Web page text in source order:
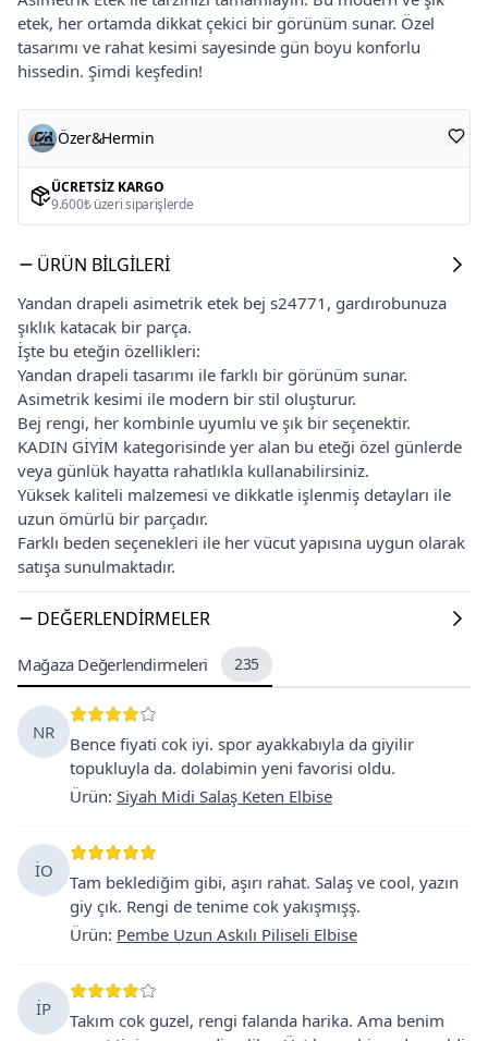
etek, her ortamda dikkat çekici bir görünüm sunar. Özel
tasarımı ve rahat kesimi sayesinde gün boyu konforlu
hissedin. Şimdi keşfedin!
Özer&Hermin
ÜCRETSIZ KARGO
9.600₺ üzeri siparişlerde
ÜRÜN BILGILERI
Yandan drapeli asimetrik etek bej s24771, gardırobunuza
şıklık katacak bir parça.
İşte bu eteğin özellikleri:
Yandan drapeli tasarımı ile farklı bir görünüm sunar.
Asimetrik kesimi ile modern bir stil oluşturur.
Bej rengi, her kombinle uyumlu ve şık bir seçenektir.
KADIN GİYİM kategorisinde yer alan bu eteği özel günlerde
veya günlük hayatta rahatlıkla kullanabilirsiniz.
Yüksek kaliteli malzemesi ve dikkatle işlenmiş detayları ile
uzun ömürlü bir parçadır.
Farklı beden seçenekleri ile her vücut yapısına uygun olarak
satışa sunulmaktadır.
DEĞERLENDIRMELER
Mağaza Değerlendirmeleri 235
NR
Bence fiyati cok iyi. spor ayakkabıyla da giyilir
topukluyla da. dolabimin yeni favorisi oldu.
Ürün: Siyah Midi Salaş Keten Elbise
İO
Tam beklediğim gibi, aşırı rahat. Salaş ve cool, yazın
giy çık. Rengi de tenime cok yakışmışş.
Ürün: Pembe Uzun Askılı Piliseli Elbise
İP
Takım cok guzel, rengi falanda harika. Ama benim